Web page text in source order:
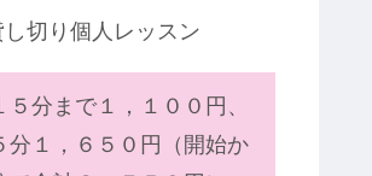
し切り個人レッスン
５分まで１，１００円、
分１，６５０円（開始か